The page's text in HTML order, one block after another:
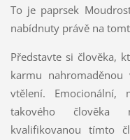
To je paprsek
nabídnuty právě na
Představte si člověka,
karmu
vtělení.
takového člověka
kvalifikovanou tímto